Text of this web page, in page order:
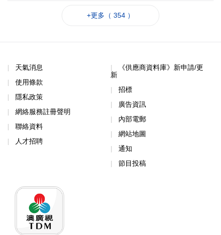
+更多（ 354 ）
天氣消息
使用條款
隱私政策
網絡服務註冊聲明
聯絡資料
人才招聘
《供應商資料庫》新申請/更
新
招標
廣告資訊
內部電郵
網站地圖
通知
節目投稿